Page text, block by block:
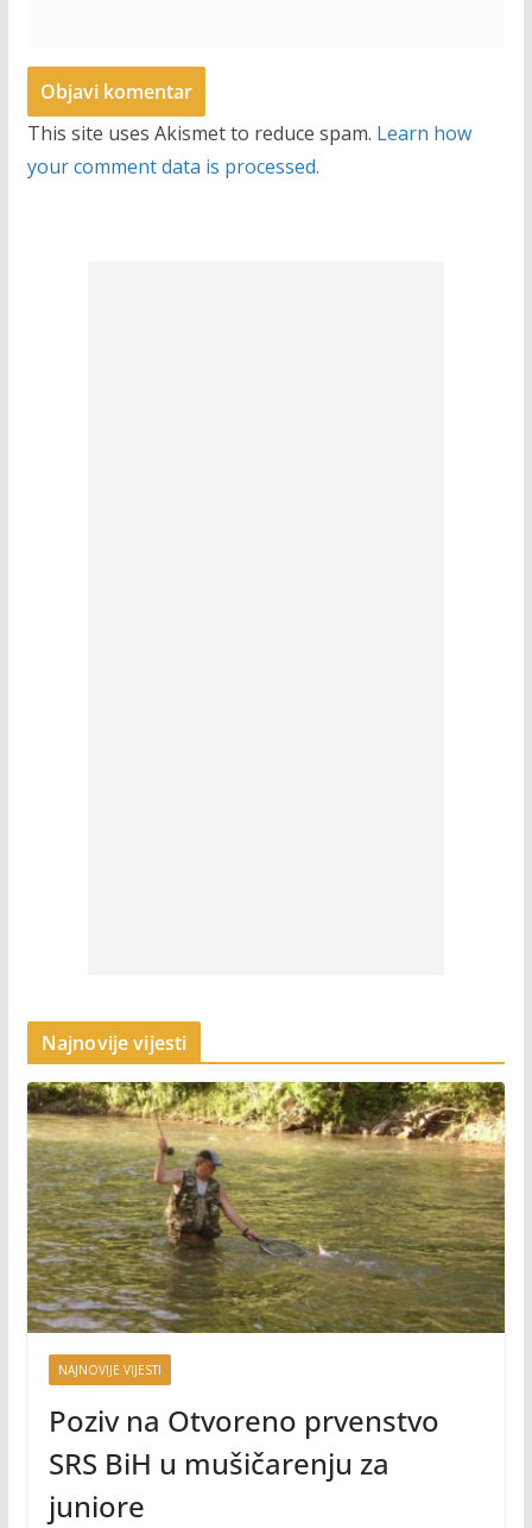
This site uses Akismet to reduce spam. Learn how
your comment data is processed.
Najnovije vijesti
NAJNOVIJE VIJESTI
Poziv na Otvoreno prvenstvo
SRS BiH u mušičarenju za
juniore